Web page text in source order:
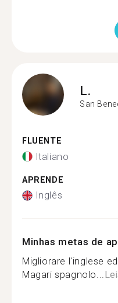
L.
San
FLUENTE
Italiano
APRENDE
Inglês
Minhas metas de
Migliorare l'inglese
Magari spagnolo...